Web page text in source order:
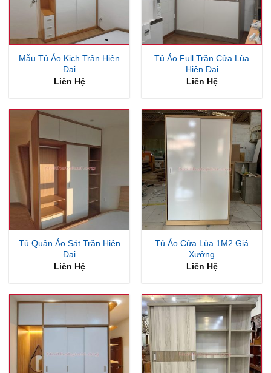
Mẫu Tủ Áo Kịch Trần Hiện
Đại
Liên Hệ
Tủ Áo Full Trần Cửa Lùa
Hiện Đại
Liên Hệ
Tủ Quần Áo Sát Trần Hiện
Đại
Liên Hệ
Tủ Áo Cửa Lùa 1M2 Giá
Xưởng
Liên Hệ